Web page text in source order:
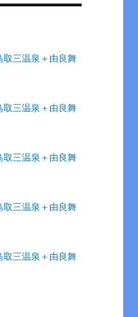
取三温泉＋由良舞
取三温泉＋由良舞
取三温泉＋由良舞
取三温泉＋由良舞
取三温泉＋由良舞